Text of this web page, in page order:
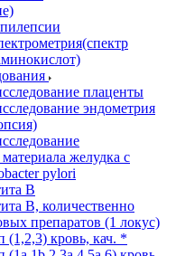
плаценты
эндометрия
желудка с
pylori
B
B, количественно
препаратов (1 локус)
кровь, кач. *